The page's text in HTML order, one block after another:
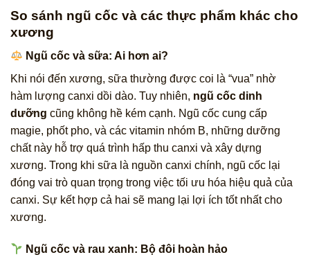
So sánh ngũ cốc và các thực phẩm khác cho
xương
Ngũ cốc và sữa: Ai hơn ai?
Khi nói đến xương, sữa thường được coi là “vua” nhờ
hàm lượng canxi dồi dào. Tuy nhiên, ngũ cốc dinh
dưỡng cũng không hề kém cạnh. Ngũ cốc cung cấp
magie, phốt pho, và các vitamin nhóm B, những dưỡng
chất này hỗ trợ quá trình hấp thu canxi và xây dựng
xương. Trong khi sữa là nguồn canxi chính, ngũ cốc lại
đóng vai trò quan trọng trong việc tối ưu hóa hiệu quả của
canxi. Sự kết hợp cả hai sẽ mang lại lợi ích tốt nhất cho
xương.
Ngũ cốc và rau xanh: Bộ đôi hoàn hảo